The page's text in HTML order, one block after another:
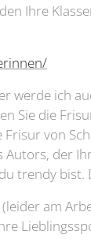
Ihre
werde ich
Sie die
von
Autors, der
trendy bist.
am